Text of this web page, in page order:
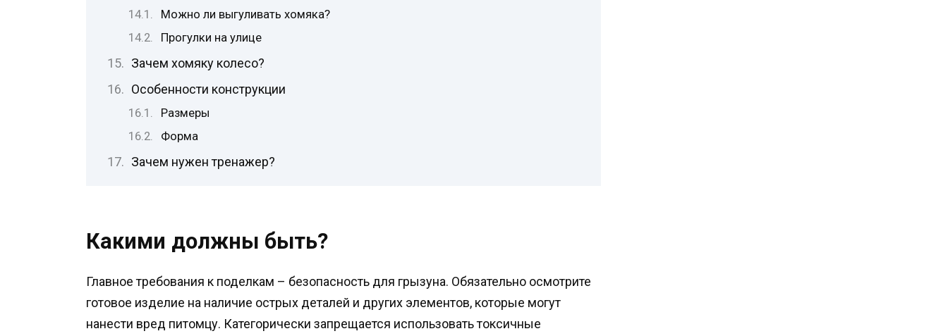
Можно ли выгуливать хомяка?
Прогулки на улице
Зачем хомяку колесо?
Особенности конструкции
Размеры
Форма
Зачем нужен тренажер?
Какими должны быть?
Главное требования к поделкам – безопасность для грызуна. Обязательно осмотрите
готовое изделие на наличие острых деталей и других элементов, которые могут
нанести вред питомцу. Категорически запрещается использовать токсичные